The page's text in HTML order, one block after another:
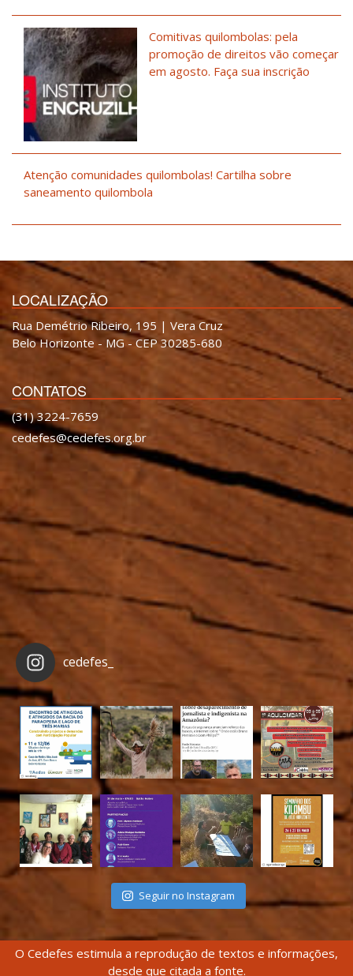
Comitivas quilombolas: pela
promoção de direitos vão começar
em agosto. Faça sua inscrição
Atenção comunidades quilombolas! Cartilha sobre
saneamento quilombola
LOCALIZAÇÃO
Rua Demétrio Ribeiro, 195 | Vera Cruz
Belo Horizonte - MG - CEP 30285-680
CONTATOS
(31) 3224-7659
cedefes@cedefes.org.br
cedefes_
Seguir no Instagram
O Cedefes estimula a reprodução de textos e informações,
desde que citada a fonte.